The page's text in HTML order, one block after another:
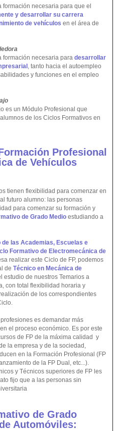
necesaria para que el
y desarrollar su carrera
de vehículos en el área de
formación necesaria para desarrollar
, tanto hacia el autoempleo
y funciones en el empleo
es un Módulo Profesional que
de los Ciclos Formativos en
Profesional
de Vehículos
tienen flexibilidad para comenzar en
futuro alumno: las personas
para comenzar su formación y
de Grado Medio estudiando a
de las Academias, Escuelas e
Formativo de Electromecánica de
realizar este Ciclo de FP, podemos
de Técnico en Mecánica de
estudio de nuestros Temarios a
con total flexibilidad horaria y
de los correspondientes
es demandar más
el proceso económico. Es por este
de FP de la máxima calidad y
la empresa y de la sociedad,
en la Formación Profesional (FP
de la FP Dual, etc...).
y Técnicos superiores de FP les
fijo que a las personas sin
de Grado
Automóviles: